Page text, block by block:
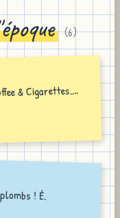
(6)
& Cigarettes....
! É.